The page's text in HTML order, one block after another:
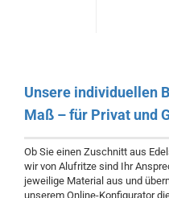
Unsere individuellen
Maß – für Privat und
Ob Sie einen Zuschnitt aus
wir von Alufritze sind Ihr
jeweilige Material aus und
unserem Online-Konfigurator